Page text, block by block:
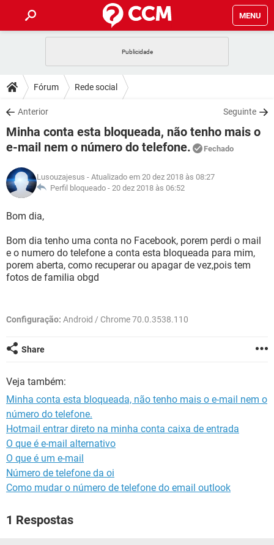
MENU
CELULAR
OUTLOOK
INSTAGRAM GMAIL
GUIA DE COMPRAS
DICAS
JOGOS
OUTLOOK EXCEL
GUIA DE COMPRAS
DOWNLOADS
JOGOS WHATSAPP
CELULAR FACEBOOK
OUTLOOK EXCEL
INSTAGRAM
GUIA DE COMPRAS
FÓRUM
CELULAR FACEBOOK
GUIA DE COMPRAS
GLOSSÁRIO
JOGOS
CELULAR
OUTLOOK EXCEL
INSTAGRAM GMAIL
GUIA DE COMPRAS
Fórum Rede social
Anterior Seguinte
Minha conta esta bloqueada, não tenho mais o
e-mail nem o número do telefone.
Fechado
Lusouzajesus - Atualizado em 20 dez 2018 às 08:27
Perfil bloqueado - 20 dez 2018 às 06:52
Bom dia,
Bom dia tenho uma conta no Facebook, porem perdi o mail
e o numero do telefone a conta esta bloqueada para mim,
porem aberta, como recuperar ou apagar de vez,pois tem
fotos de familia obgd
Configuração: Android / Chrome 70.0.3538.110
Share
Veja também:
Minha conta esta bloqueada, não tenho mais o e-mail nem o
número do telefone.
Hotmail entrar direto na minha conta caixa de entrada
O que é e-mail alternativo
O que é um e-mail
Número de telefone da oi
Como mudar o número de telefone do email outlook
1 Respostas